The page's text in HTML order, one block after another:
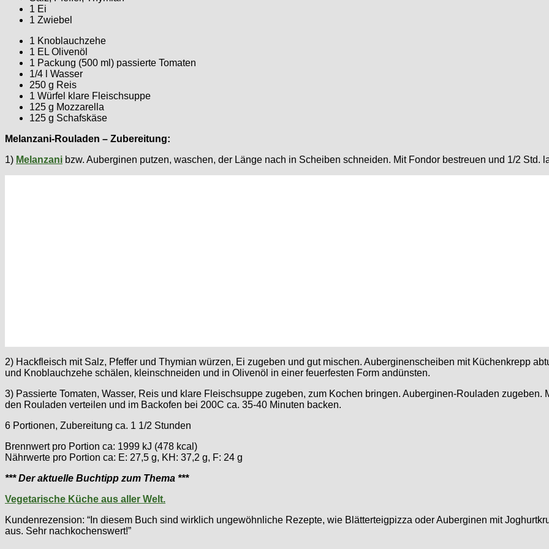
1 Ei
1 Zwiebel
1 Knoblauchzehe
1 EL Olivenöl
1 Packung (500 ml) passierte Tomaten
1/4 l Wasser
250 g Reis
1 Würfel klare Fleischsuppe
125 g Mozzarella
125 g Schafskäse
Melanzani-Rouladen – Zubereitung:
1) Melanzani bzw. Auberginen putzen, waschen, der Länge nach in Scheiben schneiden. Mit Fondor bestreuen und 1/2 Std.
2) Hackfleisch mit Salz, Pfeffer und Thymian würzen, Ei zugeben und gut mischen. Auberginenscheiben mit Küchenkrepp
und Knoblauchzehe schälen, kleinschneiden und in Olivenöl in einer feuerfesten Form andünsten.
3) Passierte Tomaten, Wasser, Reis und klare Fleischsuppe zugeben, zum Kochen bringen. Auberginen-Rouladen
den Rouladen verteilen und im Backofen bei 200C ca. 35-40 Minuten backen.
6 Portionen, Zubereitung ca. 1 1/2 Stunden
Brennwert pro Portion ca: 1999 kJ (478 kcal)
Nährwerte pro Portion ca: E: 27,5 g, KH: 37,2 g, F: 24 g
*** Der aktuelle Buchtipp zum Thema ***
Vegetarische Küche aus aller Welt.
Kundenrezension: “In diesem Buch sind wirklich ungewöhnliche Rezepte, wie Blätterteigpizza oder Auberginen mit
aus. Sehr nachkochenswert!”